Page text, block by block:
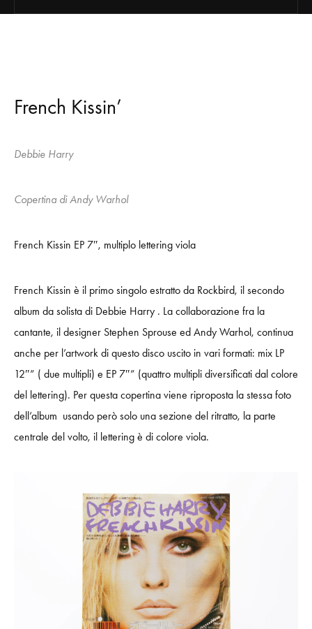
French Kissin’
Debbie Harry
Copertina di Andy Warhol
French Kissin EP 7″, multiplo lettering viola
French Kissin è il primo singolo estratto da Rockbird, il secondo
album da solista di Debbie Harry . La collaborazione fra la
cantante, il designer Stephen Sprouse ed Andy Warhol, continua
anche per l’artwork di questo disco uscito in vari formati: mix LP
12″” ( due multipli) e EP 7″” (quattro multipli diversificati dal colore
del lettering). Per questa copertina viene riproposta la stessa foto
dell’album usando però solo una sezione del ritratto, la parte
centrale del volto, il lettering è di colore viola.